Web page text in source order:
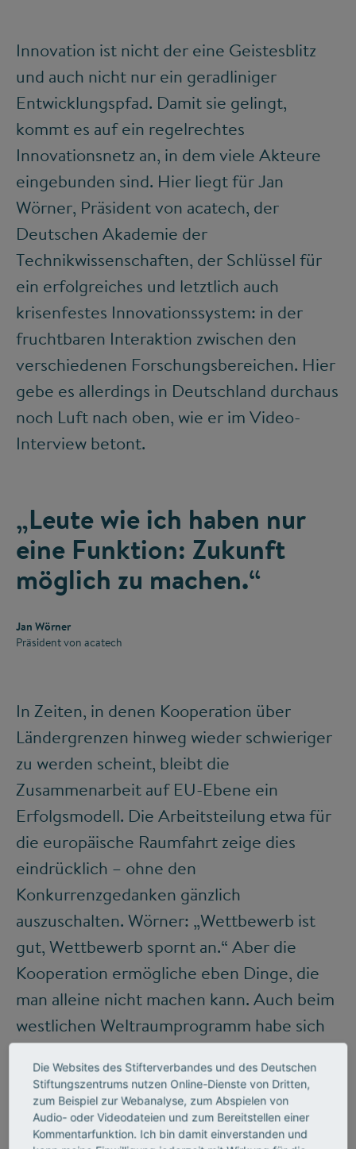
Innovation ist nicht der eine Geistesblitz
und auch nicht nur ein geradliniger
Entwicklungspfad. Damit sie gelingt,
kommt es auf ein regelrechtes
Innovationsnetz an, in dem viele Akteure
eingebunden sind. Hier liegt für Jan
Wörner, Präsident von acatech, der
Deutschen Akademie der
Technikwissenschaften, der Schlüssel für
ein erfolgreiches und letztlich auch
krisenfestes Innovationssystem: in der
fruchtbaren Interaktion zwischen den
verschiedenen Forschungsbereichen. Hier
gebe es allerdings in Deutschland durchaus
noch Luft nach oben, wie er im Video-
Interview betont.
„Leute wie ich haben nur
eine Funktion: Zukunft
möglich zu machen.“
Jan Wörner
Präsident von acatech
In Zeiten, in denen Kooperation über
Ländergrenzen hinweg wieder schwieriger
zu werden scheint, bleibt die
Zusammenarbeit auf EU-Ebene ein
Erfolgsmodell. Die Arbeitsteilung etwa für
die europäische Raumfahrt zeige dies
eindrücklich – ohne den
Konkurrenzgedanken gänzlich
auszuschalten. Wörner: „Wettbewerb ist
gut, Wettbewerb spornt an.“ Aber die
Kooperation ermögliche eben Dinge, die
man alleine nicht machen kann. Auch beim
westlichen Weltraumprogramm habe sich
die Kooperation mit Russland als sehr
nützlich erwiesen, meint Wörner, der bis
2021 Generaldirektor der europäischen
Raumfahrtagentur ESA war.
Die Websites des Stifterverbandes und des Deutschen
Stiftungszentrums nutzen Online-Dienste von Dritten,
zum Beispiel zur Webanalyse, zum Abspielen von
Audio- oder Videodateien und zum Bereitstellen einer
Kommentarfunktion. Ich bin damit einverstanden und